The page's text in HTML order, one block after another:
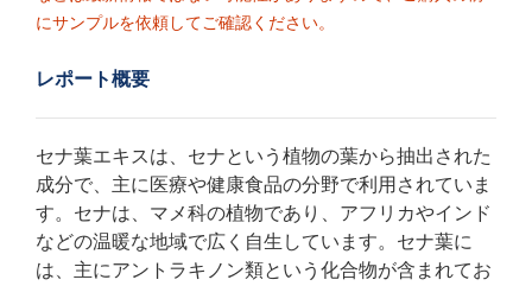
にサンプルを依頼してご確認ください。
レポート概要
セナ葉エキスは、セナという植物の葉から抽出された
成分で、主に医療や健康食品の分野で利用されていま
す。セナは、マメ科の植物であり、アフリカやインド
などの温暖な地域で広く自生しています。セナ葉に
は、主にアントラキノン類という化合物が含まれてお